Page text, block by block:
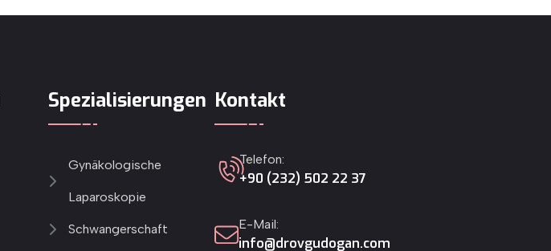
Spezialisierungen
Gynäkologische
Laparoskopie
Schwangerschaft
Kontakt
Telefon:
+90 (232) 502 22 37
E-Mail:
info@drovgudogan.com